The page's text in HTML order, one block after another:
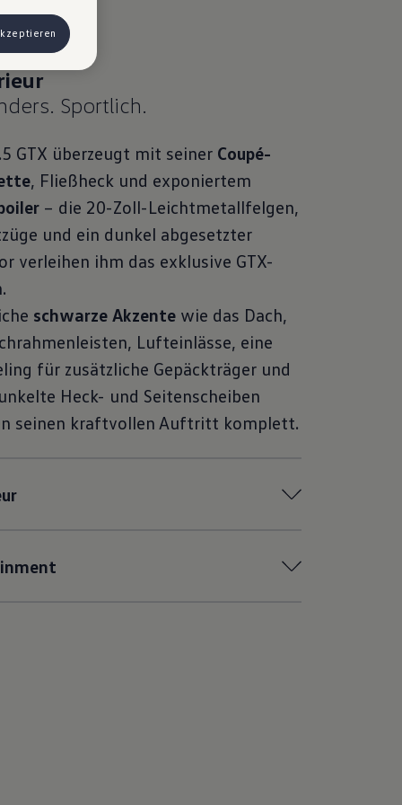
Sportlich.
GTX überzeugt mit seiner Coupé-
, Fließheck und exponiertem
– die 20-Zoll-Leichtmetallfelgen,
und ein dunkel abgesetzter
verleihen ihm das exklusive GTX-
schwarze Akzente wie das Dach,
Lufteinlässe, eine
für zusätzliche Gepäckträger und
Heck- und Seitenscheiben
seinen kraftvollen Auftritt komplett.
können
Co KG,